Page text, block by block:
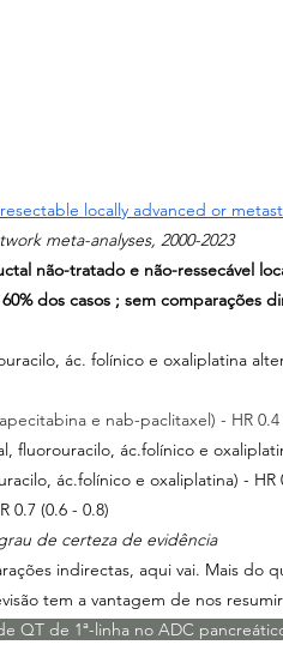
locally advanced or
meta-analyses, 2000-2023
não-tratado e não-ressecável
dos casos ; sem comparações
ác. folínico
e oxaliplatina
e nab-paclitaxel) - HR 0.4
fluorouracilo, ác.folínico e
ác.folínico e oxaliplatina) - HR
(0.6 - 0.8)
de certeza de evidência
indirectas, aqui vai. Mais do
tem a vantagem de nos
QT de 1ª-linha no ADC